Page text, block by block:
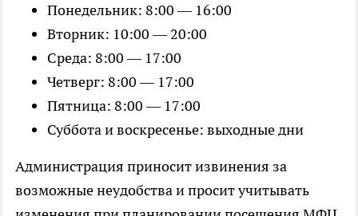
Понедельник: 8:00 — 16:00
Вторник: 10:00 — 20:00
Среда: 8:00 — 17:00
Четверг: 8:00 — 17:00
Пятница: 8:00 — 17:00
Суббота и воскресенье: выходные дни
Администрация приносит извинения за
возможные неудобства и просит учитывать